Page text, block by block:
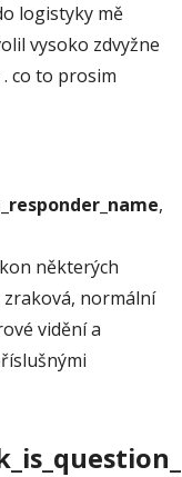
logistyky mě
vysoko zdvyžne
co to prosim
,
některých
normální
vidění a